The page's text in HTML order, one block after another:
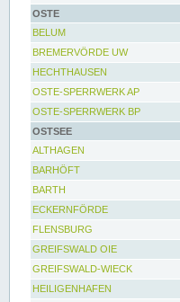
OSTE
BELUM
BREMERVÖRDE UW
HECHTHAUSEN
OSTE-SPERRWERK AP
OSTE-SPERRWERK BP
OSTSEE
ALTHAGEN
BARHÖFT
BARTH
ECKERNFÖRDE
FLENSBURG
GREIFSWALD OIE
GREIFSWALD-WIECK
HEILIGENHAFEN